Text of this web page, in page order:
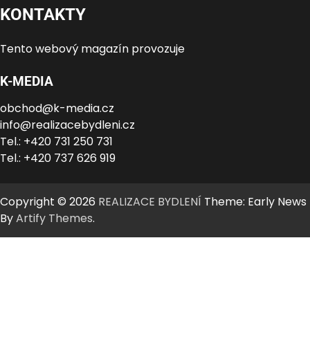
KONTAKTY
Tento webový magazín provozuje
K-MEDIA
obchod@k-media.cz
info@realizacebydleni.cz
Tel.: +420 731 250 731
Tel.: +420 737 626 919
Copyright © 2026 REALIZACE BYDLENÍ Theme: Early News
ByArtify Themes.